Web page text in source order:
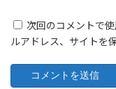
次回のコメントで
ルアドレス、サイトを